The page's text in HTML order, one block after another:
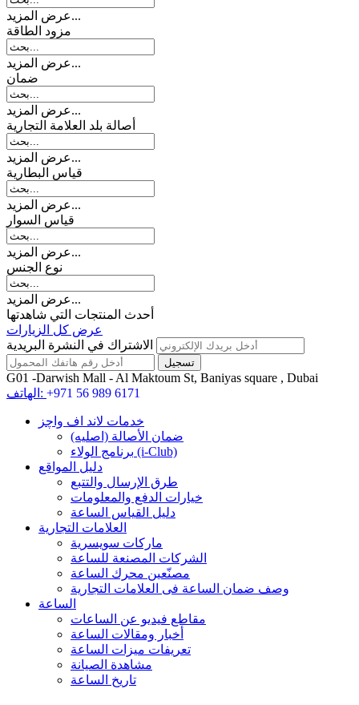
عرض المزيد...
مزود الطاقة
عرض المزيد...
ضمان
عرض المزيد...
أصالة بلد العلامة التجارية
عرض المزيد...
قیاس البطارية
عرض المزيد...
قیاس السوار
عرض المزيد...
نوع الجنس
عرض المزيد...
أحدث المنتجات التي شاهدتها
عرض كل الزيارات
الاشتراك في النشرة البريدية
G01 -Darwish Mall - Al Maktoum St, Baniyas square , Dubai
الهاتف: +971 56 989 6171
خدمات لاند اف واچز
ضمان الأصالة (اصلیه)
برنامج الولاء (i-Club)
دليل المواقع
طرق الإرسال والتتبع
خيارات الدفع والمعلومات
دليل القياس الساعة
العلامات التجارية
ماركات سويسرية
الشركات المصنعة للساعة
مصنّعين محرك الساعة
وصف ضمان الساعة فی العلامات التجارية
الساعة
مقاطع فيديو عن الساعات
أخبار ومقالات الساعة
تعريفات ميزات الساعة
مشاهدة الصيانة
تاريخ الساعة